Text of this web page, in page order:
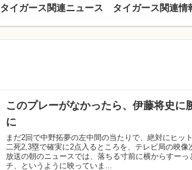
タイガース関連ニュース タイガース関連情
このプレーがなかったら、伊藤将史に
に
まだ2回で中野拓夢の左中間の当たりで、絶対にヒッ
二死2,3塁で確実に2点入るところを、テレビ局の映像
放送の朝のニュースでは、落ちる寸前に横からすーっ
チ、というように映っていま...